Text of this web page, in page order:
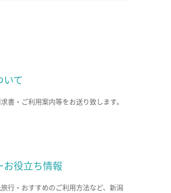
いて
書・ご利用案内等をお送り致します。
役立ち情報
行・おすすめのご利用方法など、新潟